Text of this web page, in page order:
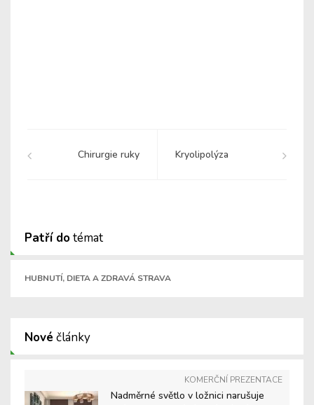
Chirurgie ruky Kryolipolýza
Patří dotémat
HUBNUTÍ, DIETA A ZDRAVÁ STRAVA
Nové články
KOMERČNÍ PREZENTACE
Nadměrné světlo v ložnici narušuje